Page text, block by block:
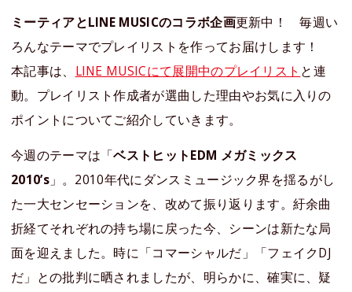
ミーティアとLINE MUSICのコラボ企画更新中！ 毎週い
ろんなテーマでプレイリストを作ってお届けします！
本記事は、 LINE MUSICにて展開中のプレイリスト と連
動。プレイリスト作成者が選曲した理由やお気に入りの
ポイントについてご紹介していきます。
今週のテーマは「ベストヒットEDM メガミックス
2010’s」。2010年代にダンスミュージック界を揺るがし
た一大センセーションを、改めて振り返ります。紆余曲
折経てそれぞれの持ち場に戻った今、シーンは新たな局
面を迎えました。時に「コマーシャルだ」「フェイクDJ
だ」との批判に晒されましたが、明らかに、確実に、疑